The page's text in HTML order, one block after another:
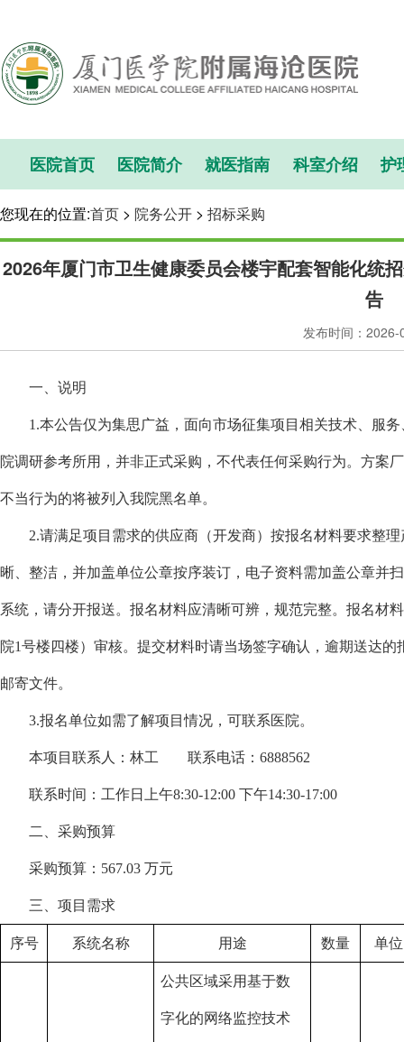
医院首页 医院简介 就医指南 科室介绍 护
您现在的位置:首页 > 院务公开 > 招标采购
2026年厦门市卫生健康委员会楼宇配套智能化统
告
发布时间：
一、说明
1.本公告仅为集思广益，面向市场征集项目相关技术、服
院调研参考所用，并非正式采购，不代表任何采购行为。方案
不当行为的将被列入我院黑名单。
2.请满足项目需求的供应商（开发商）按报名材料要求整
晰、整洁，并加盖单位公章按序装订，电子资料需加盖公章并
系统，请分开报送。报名材料应清晰可辨，规范完整。报名材
院1号楼四楼）审核。提交材料时请当场签字确认，逾期送达
邮寄文件。
3.报名单位如需了解项目情况，可联系医院。
本项目联系人：林工 联系电话：6888562
联系时间：工作日上午8:30-12:00 下午14:30-17:00
二、采购预算
采购预算： 567.03 万元
三、项目需求
序号 系统名称 用途 数量 单位
公共区域采用基于数
字化的网络监控技术